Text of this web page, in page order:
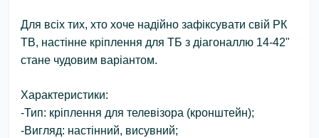
Для всіх тих, хто хоче надійно зафіксувати свій РК
ТВ, настінне кріплення для ТБ з діагоналлю 14-42"
стане чудовим варіантом.
Характеристики:
-Тип: кріплення для телевізора (кронштейн);
-Вигляд: настінний, висувний;